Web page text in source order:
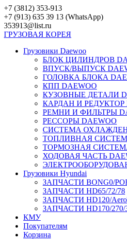
Перейти
к
контенту
+7 (3812) 353-913
+7 (913) 635 39 13 (WhatsApp)
353913@list.ru
ГРУЗОВАЯ КОРЕЯ
Грузовики Daewoo
БЛОК ЦИЛИНДРОВ
ВПУСК/ВЫПУСК
ГОЛОВКА БЛОКА
КПП DAEWOO
КУЗОВНЫЕ ДЕТАЛИ
КАРДАН И РЕДУКТОР
РЕМНИ И ФИЛЬТРЫ
РЕССОРЫ DAEWOO
СИСТЕМА
ТОПЛИВНАЯ
ТОРМОЗНАЯ
ХОДОВАЯ ЧАСТЬ
Грузовики Hyundai
ЗАПЧАСТИ BONG0/
ЗАПЧАСТИ HD65/72/78
ЗАПЧАСТИ HD120/
ЗАПЧАСТИ HD170/270/
КМУ
Покупателям
Корзина